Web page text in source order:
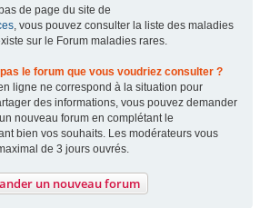
de page du site de
, vous pouvez consulter la liste des maladies
sur le Forum maladies rares.
le forum que vous voudriez consulter ?
ligne ne correspond à la situation pour
des informations, vous pouvez demander
nouveau forum en complétant le
bien vos souhaits. Les modérateurs vous
de 3 jours ouvrés.
un nouveau forum